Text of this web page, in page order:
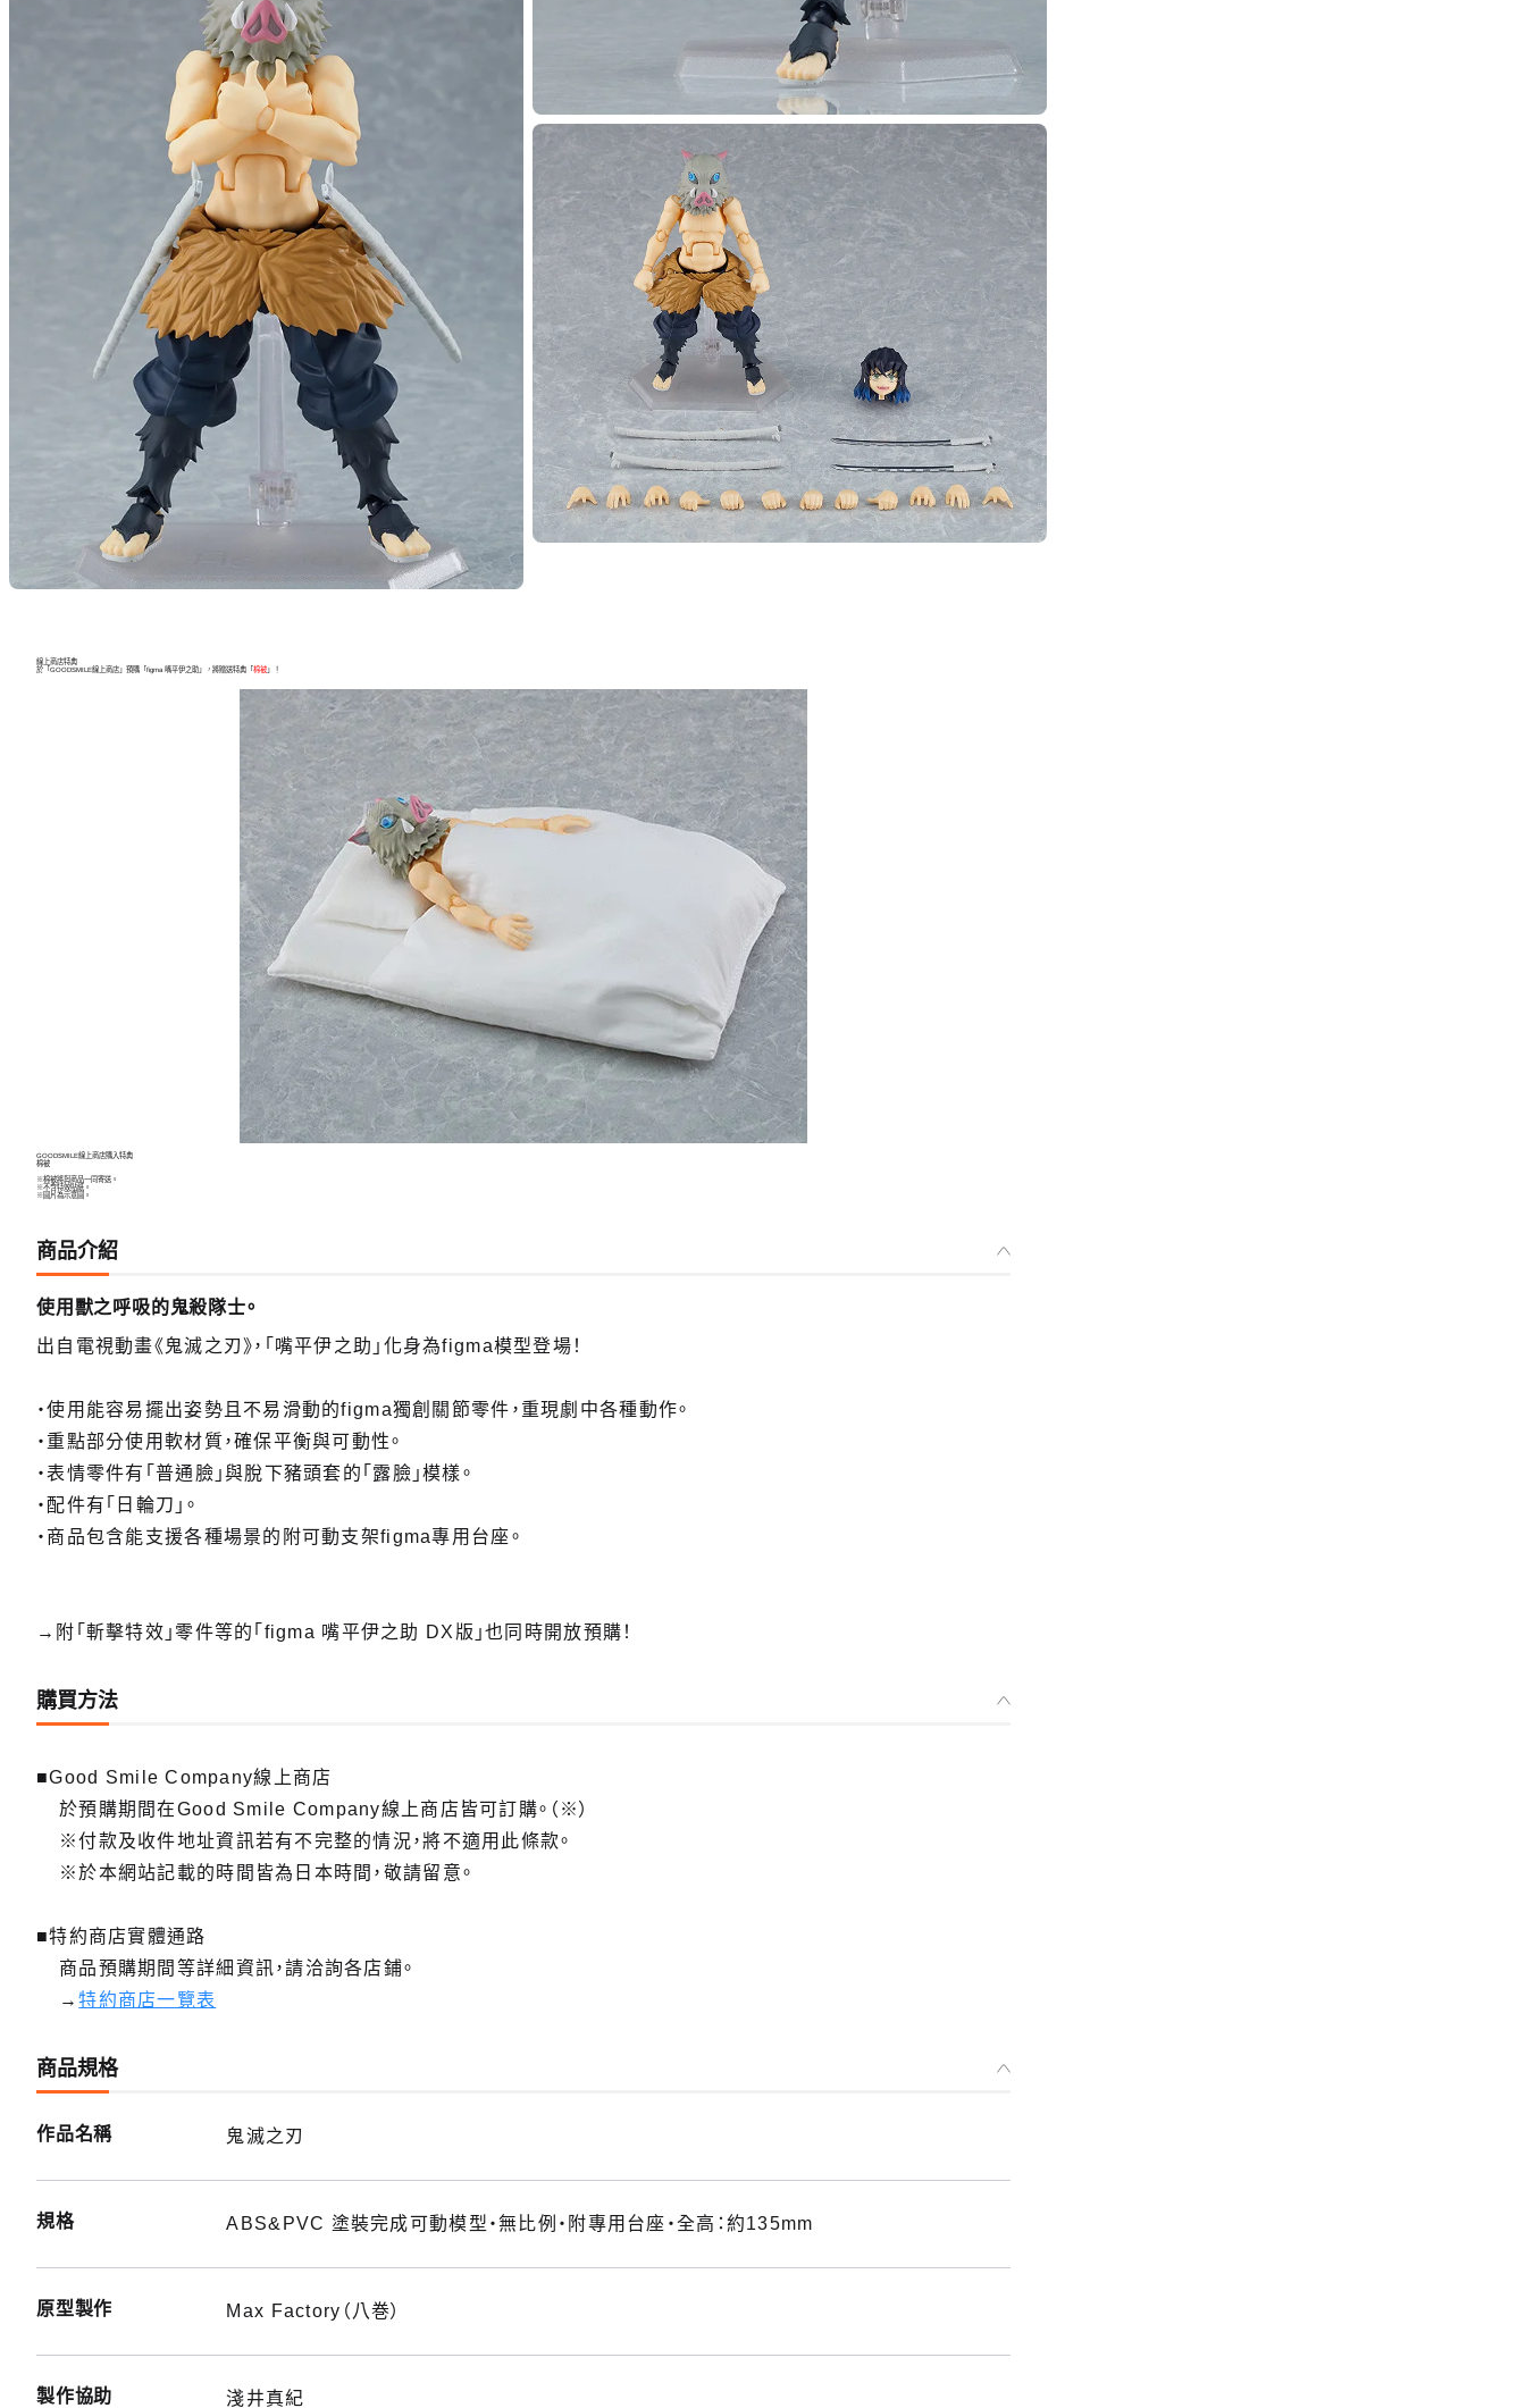
線上商店特典
於「GOODSMILE線上商店」預購「figma 嘴平伊之助」，將贈送特典「棉被」！
GOODSMILE線上商店購入特典
棉被
※棉被將與商品一同寄送。
※不含特效貼紙。
※圖片為示意圖。
商品介紹
使用獸之呼吸的鬼殺隊士。
出自電視動畫《鬼滅之刃》，「嘴平伊之助」化身為figma模型登場！
・使用能容易擺出姿勢且不易滑動的figma獨創關節零件，重現劇中各種動作。
・重點部分使用軟材質，確保平衡與可動性。
・表情零件有「普通臉」與脫下豬頭套的「露臉」模樣。
・配件有「日輪刀」。
・商品包含能支援各種場景的附可動支架figma專用台座。
→附「斬擊特效」零件等的「figma 嘴平伊之助 DX版」也同時開放預購！
購買方法
■Good Smile Company線上商店
於預購期間在Good Smile Company線上商店皆可訂購。（※）
※付款及收件地址資訊若有不完整的情況，將不適用此條款。
※於本網站記載的時間皆為日本時間，敬請留意。
■特約商店實體通路
商品預購期間等詳細資訊，請洽詢各店鋪。
→特約商店一覽表
商品規格
作品名稱 鬼滅之刃
規格 ABS&PVC 塗裝完成可動模型・無比例・附專用台座・全高：約135mm
原型製作 Max Factory（八巻）
製作協助 淺井真紀